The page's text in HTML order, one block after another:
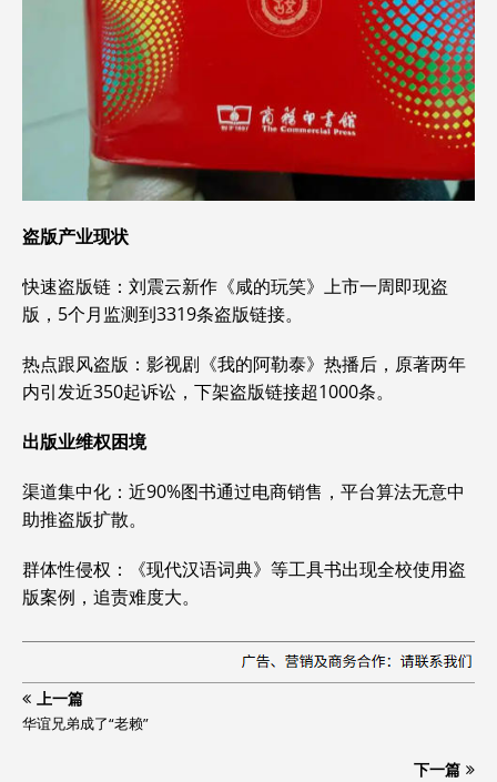
盗版产业现状
‌快速盗版链‌：刘震云新作《咸的玩笑》上市一周即现盗
版，5个月监测到3319条盗版链接。‌‌
‌热点跟风盗版‌：影视剧《我的阿勒泰》热播后，原著两年
内引发近350起诉讼，下架盗版链接超1000条。‌‌
出版业维权困境
‌渠道集中化‌：近90%图书通过电商销售，平台算法无意中
助推盗版扩散。‌‌
‌群体性侵权‌：《现代汉语词典》等工具书出现全校使用盗
版案例，追责难度大。‌‌
上一篇
华谊兄弟成了“老赖”
下一篇